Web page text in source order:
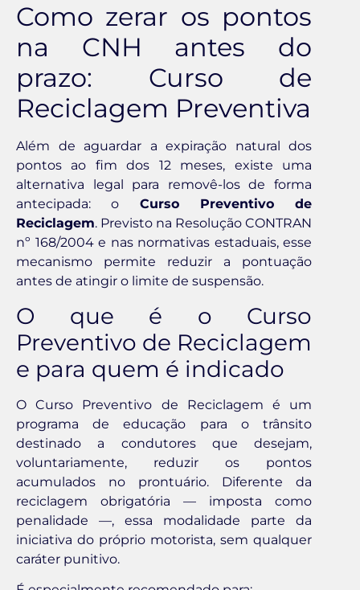
Como zerar os pontos
na CNH antes do
prazo: Curso de
Reciclagem Preventiva
Além de aguardar a expiração natural dos
pontos ao fim dos 12 meses, existe uma
alternativa legal para removê-los de forma
antecipada: o Curso Preventivo de
Reciclagem. Previsto na Resolução CONTRAN
nº 168/2004 e nas normativas estaduais, esse
mecanismo permite reduzir a pontuação
antes de atingir o limite de suspensão.
O que é o Curso
Preventivo de Reciclagem
e para quem é indicado
O Curso Preventivo de Reciclagem é um
programa de educação para o trânsito
destinado a condutores que desejam,
voluntariamente, reduzir os pontos
acumulados no prontuário. Diferente da
reciclagem obrigatória — imposta como
penalidade —, essa modalidade parte da
iniciativa do próprio motorista, sem qualquer
caráter punitivo.